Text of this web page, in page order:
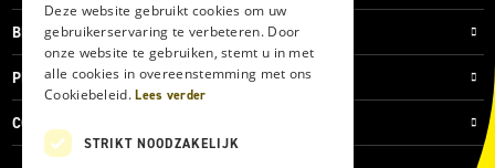
BLOG
PRIVACYVERKLARING
COOKIES
Deze website gebruikt cookies om uw
gebruikerservaring te verbeteren. Door
onze website te gebruiken, stemt u in met
alle cookies in overeenstemming met ons
Cookiebeleid.Lees verder
STRIKT NOODZAKELIJK